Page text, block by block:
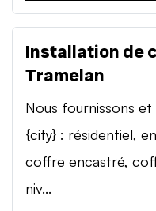
Installation de
Tramelan
Nous fournissons
{city} : résidentiel,
coffre encastré,
niv...